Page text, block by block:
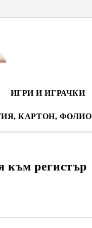
ИГРИ И ИГРАЧКИ
КАРТОН, ФОЛИО
към регистър